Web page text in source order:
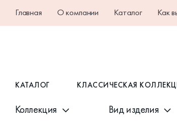
Главная О компании Каталог Как
КАТАЛОГ КЛАССИЧЕСКАЯ